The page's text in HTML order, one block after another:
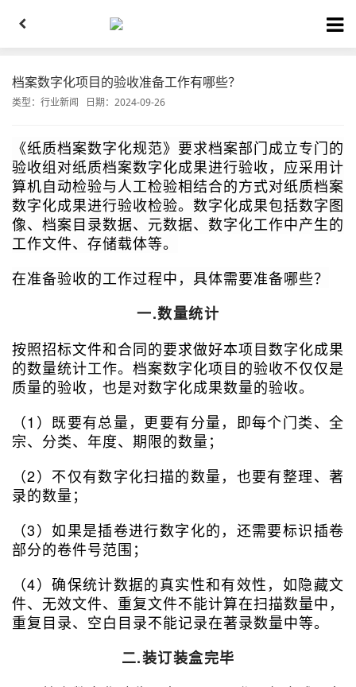
档案数字化项目的验收准备工作有哪些？
类型： 行业新闻 日期：2024-09-26
《纸质档案数字化规范》要求档案部门成立专门的
验收组对纸质档案数字化成果进行验收，应采用计
算机自动检验与人工检验相结合的方式对纸质档案
数字化成果进行验收检验。数字化成果包括数字图
像、档案目录数据、元数据、数字化工作中产生的
工作文件、存储载体等。
在准备验收的工作过程中，具体需要准备哪些？
一.数量统计
按照招标文件和合同的要求做好本项目数字化成果
的数量统计工作。档案数字化项目的验收不仅仅是
质量的验收，也是对数字化成果数量的验收。
（1）既要有总量，更要有分量，即每个门类、全
宗、分类、年度、期限的数量；
（2）不仅有数字化扫描的数量，也要有整理、著
录的数量；
（3）如果是插卷进行数字化的，还需要标识插卷
部分的卷件号范围；
（4）确保统计数据的真实性和有效性，如隐藏文
件、无效文件、重复文件不能计算在扫描数量中，
重复目录、空白目录不能记录在著录数量中等。
二.装订装盒完毕